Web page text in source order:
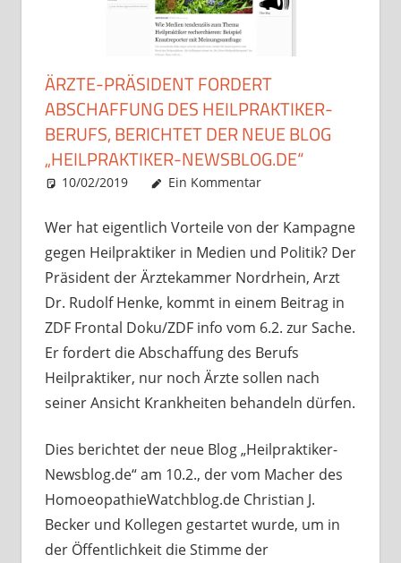
ÄRZTE-PRÄSIDENT FORDERT
ABSCHAFFUNG DES HEILPRAKTIKER-
BERUFS, BERICHTET DER NEUE BLOG
„HEILPRAKTIKER-NEWSBLOG.DE“
10/02/2019 Christian J. Becker
Uncategorized
Ein Kommentar
Wer hat eigentlich Vorteile von der Kampagne
gegen Heilpraktiker in Medien und Politik? Der
Präsident der Ärztekammer Nordrhein, Arzt
Dr. Rudolf Henke, kommt in einem Beitrag in
ZDF Frontal Doku/ZDF info vom 6.2. zur Sache.
Er fordert die Abschaffung des Berufs
Heilpraktiker, nur noch Ärzte sollen nach
seiner Ansicht Krankheiten behandeln dürfen.
Dies berichtet der neue Blog „Heilpraktiker-
Newsblog.de“ am 10.2., der vom Macher des
HomoeopathieWatchblog.de Christian J.
Becker und Kollegen gestartet wurde, um in
der Öffentlichkeit die Stimme der